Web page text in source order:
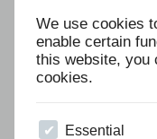
We use cookies
enable certain
this website, you
cookies.
Essential